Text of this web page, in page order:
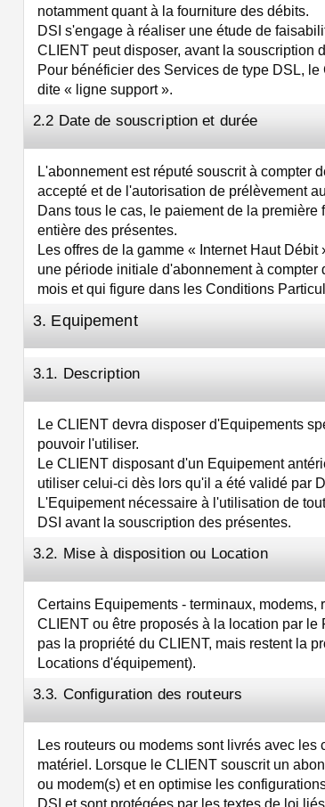
notamment quant à la fourniture des débits.
DSI s'engage à réaliser une étude de
CLIENT peut disposer, avant la souscription
Pour bénéficier des Services de type DSL,
dite « ligne support ».
2.2 Date de souscription et durée
L'abonnement est réputé souscrit à compter
accepté et de l'autorisation de prélèvement
Dans tous le cas, le paiement de la
entière des
Les offres de la gamme « Internet Haut
une période initiale d'abonnement à
mois et qui figure dans les Conditions
3. Equipement
3.1. Description
Le CLIENT devra disposer d'Equipements
pouvoir l'utiliser.
Le CLIENT disposant d'un Equipement
utiliser celui-ci dès lors qu'il a été validé par
L'Equipement nécessaire à l'utilisation de
DSI avant la souscription des présentes.
3.2. Mise à disposition ou Location
Certains Equipements - terminaux, modems,
CLIENT ou être proposés à la location par
pas la propriété du CLIENT, mais restent la
Locations d'équipement).
3.3. Configuration des routeurs
Les routeurs ou modems sont livrés avec
matériel. Lorsque le CLIENT souscrit un
ou modem(s) et en optimise les
DSI et sont protégées par les textes de loi